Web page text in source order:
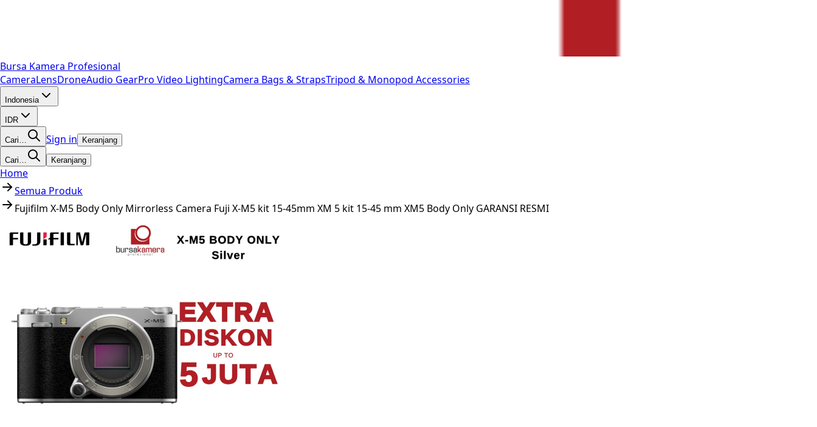
Bursa Kamera Profesional
CameraLensDroneAudio GearPro Video LightingCamera Bags & StrapsTripod & Monopod Accessories
Indonesia
IDR
Cari… Sign in Keranjang
Cari… Keranjang
Home
Semua Produk
Fujifilm X-M5 Body Only Mirrorless Camera Fuji X-M5 kit 15-45mm XM 5 kit 15-45 mm XM5 Body Only GARANSI RESMI